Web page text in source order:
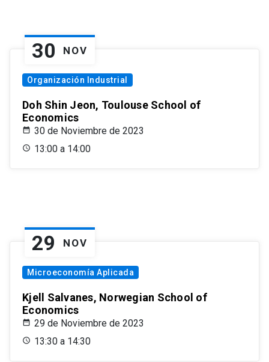
30 NOV
Organización Industrial
Doh Shin Jeon, Toulouse School of
Economics
30 de Noviembre de 2023
13:00 a 14:00
29 NOV
Microeconomía Aplicada
Kjell Salvanes, Norwegian School of
Economics
29 de Noviembre de 2023
13:30 a 14:30